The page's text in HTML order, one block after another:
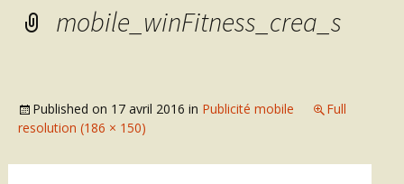
mobile_winFitness_crea_s
Published on 17 avril 2016 in Publicité mobile
Full
resolution (186 × 150)